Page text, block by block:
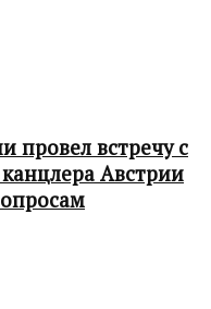
провел встречу с
Австрии